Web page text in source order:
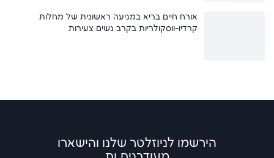
אורח חיים בריא במניעה ראשונית של מחלות
קרדיו-ווסקולריות בקרב נשים צעירות
הירשמו לניוזלטר שלנו והישארו